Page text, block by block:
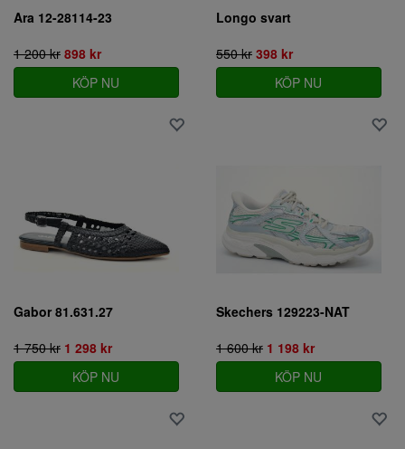
Ara 12-28114-23
1 200 kr 898 kr
KÖP NU
Longo svart
550 kr 398 kr
KÖP NU
Gabor 81.631.27
1 750 kr 1 298 kr
KÖP NU
Skechers 129223-NAT
1 600 kr 1 198 kr
KÖP NU